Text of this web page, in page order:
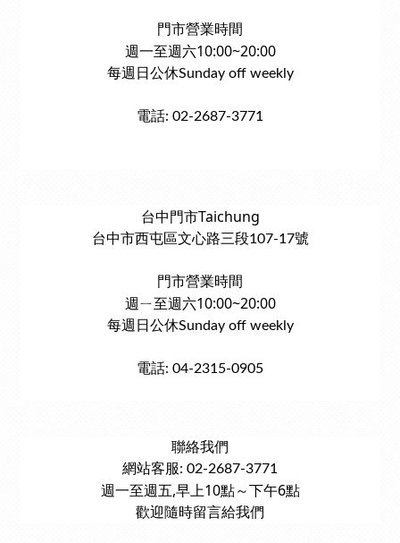
門市營業時間
週一至週六10:00~20:00
每週日公休Sunday off weekly
電話: 02-2687-3771
台中門市Taichung
台中市西屯區文心路三段107-17號
門市營業時間
週ㄧ至週六10:00~20:00
每週日公休Sunday off weekly
電話: 04-2315-0905
聯絡我們
網站客服: 02-2687-3771
週一至週五,早上10點～下午6點
歡迎隨時留言給我們